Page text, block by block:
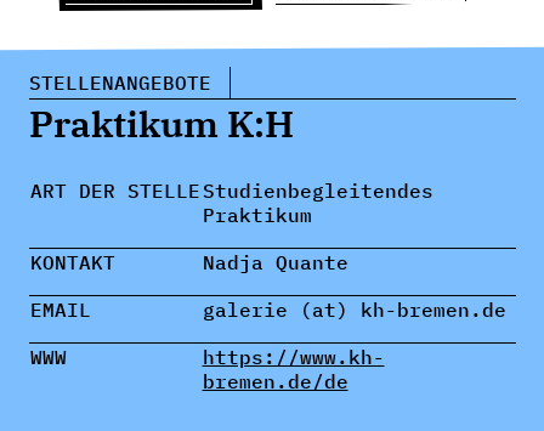
STELLENANGEBOTE
Praktikum K:H
ART DER STELLEStudienbegleitendes
Praktikum
KONTAKT
Nadja Quante
EMAIL
galerie (at) kh-bremen.de
WWW
https://www.kh-
bremen.de/de